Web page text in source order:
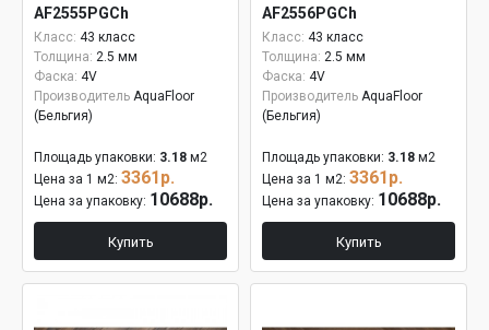
AF2555PGCh
Класс: 43 класс
Толщина: 2.5 мм
Фаска: 4V
Производитель AquaFloor
(Бельгия)
Площадь упаковки: 3.18 м2
Цена за 1 м2: 3361р.
Цена за упаковку: 10688р.
Купить
AF2556PGCh
Класс: 43 класс
Толщина: 2.5 мм
Фаска: 4V
Производитель AquaFloor
(Бельгия)
Площадь упаковки: 3.18 м2
Цена за 1 м2: 3361р.
Цена за упаковку: 10688р.
Купить